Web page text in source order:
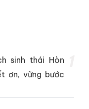
sinh thái Hòn
ơn, vững bước